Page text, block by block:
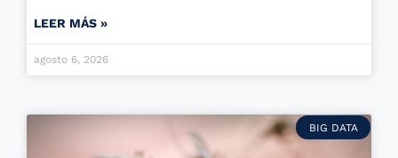
LEER MÁS »
agosto 6, 2026
BIG DATA